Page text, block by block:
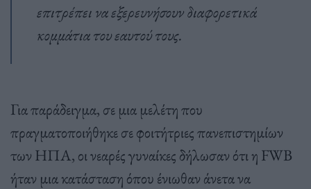
επιτρέπει να εξερευνήσουν διαφορετικά
κομμάτια του εαυτού τους.
Για παράδειγμα, σε μια μελέτη που
πραγματοποιήθηκε σε φοιτήτριες πανεπιστημίων
των ΗΠΑ, οι νεαρές γυναίκες δήλωσαν ότι η FWB
ήταν μια κατάσταση όπου ένιωθαν άνετα να